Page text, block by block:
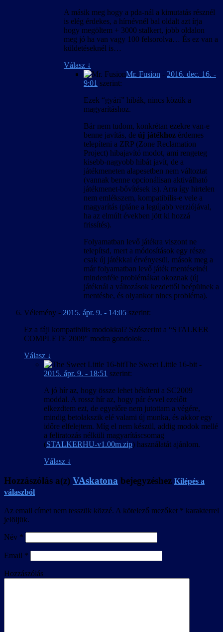
A másik meg hogy a pda-nál a kimutatás résznél
is elég érdekes, a hírnévnél bal oldalt azt írja
hogy megöltem + 3000 stalkert, jobb oldalon
meg jó ha van vagy 100 felsorolva… És ez van a
küldetéseknél is…
Válasz ↓
Mr. Fusion - 2016. dec. 16. -
9:01 szerint:
Ezek “gyári” hibák, nincs közük a
magyarításhoz.
Bár nem tudom, konkrétan ezekre van-e
benne javítás, de új játékhoz érdemes
telepíteni a ZRP (Zone Reclamation
Project) hibajavító modot, ami rengeteg
kisebb-nagyobb hibát javít, de a
játékmeneten alapesetben nem változtat
(vannak benne opcionálisan aktiválható
játékmenet-bővítések is). Arra így hirtelen
nem emlékszem, kompatibilis-e vele a
magyarítás (pláne a legújabb verziójával,
ha az elmúlt években jött ki hozzá
frissítés).
Folyamatban levő játékra viszont ne
telepítsd, mert a módosítások egy része
csak új játékkal érvényesül, mások meg a
már folyamatban levő játék mentéseinél
mindenféle problémákat okoznak (új
játéknál a változások kezdettől beépülnek a
mentésbe, és olyankor nincs probléma).
Vélemény - 2015. ápr. 9. - 14:05 szerint:
Ez a fájl kompatibilis modokkal? Szószerint a “STALKER
COMPLETE 2009″ modra gondolok…
Válasz ↓
The Sweet Little 16-bit -
2015. ápr. 9. - 18:51 szerint:
A jó hír az, hogy össze lehet békíteni a SC2009
moddal. A rossz hír az, hogy pár évvel ezelőtt
elkezdtem ezt, de egyelőre nem jutottam a végére,
mindig betolakszik elé valami új munka, és akkor egy
időre elfelejtem. Míg el nem készül, addig modok mellé
a feliratozás nélküli magyarításcsomag
(STALKERHU-v1.00m.zip) használatát ajánlom.
Válasz ↓
Hozzászólás a(z) VAskatona bejegyzéshez Kilépés a
válaszból
Az email címet nem tesszük közzé. A kötelező mezőket * karakterrel
jelöljük.
Név *
Email *
Hozzászólás